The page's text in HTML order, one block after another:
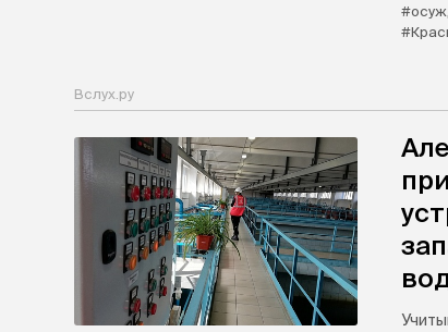
Вслух.ру